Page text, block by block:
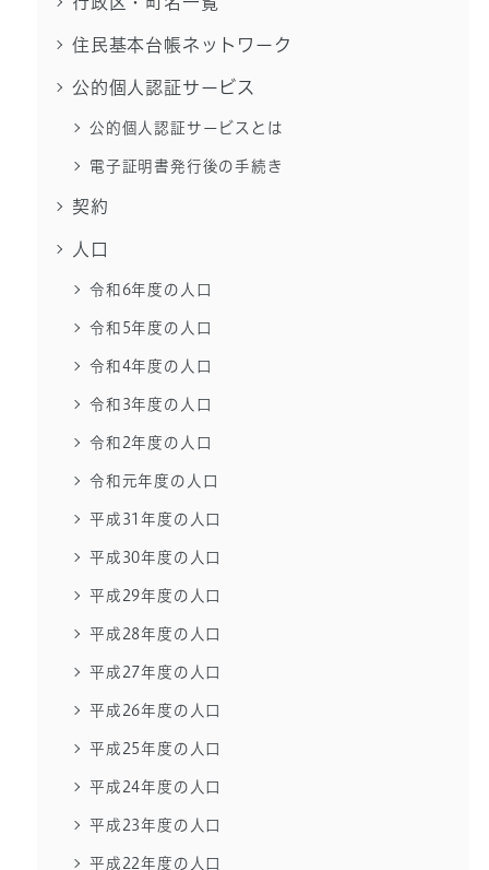
住民基本台帳ネットワーク
公的個人認証サービス
公的個人認証サービスとは
電子証明書発行後の手続き
契約
人口
令和6年度の人口
令和5年度の人口
令和4年度の人口
令和3年度の人口
令和2年度の人口
令和元年度の人口
平成31年度の人口
平成30年度の人口
平成29年度の人口
平成28年度の人口
平成27年度の人口
平成26年度の人口
平成25年度の人口
平成24年度の人口
平成23年度の人口
平成22年度の人口